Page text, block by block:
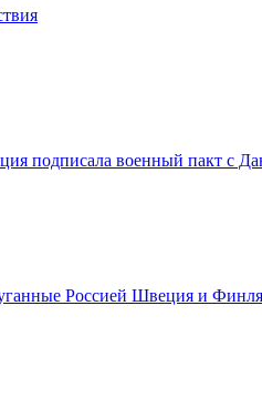
подписала военный пакт с
Россией Швеция и